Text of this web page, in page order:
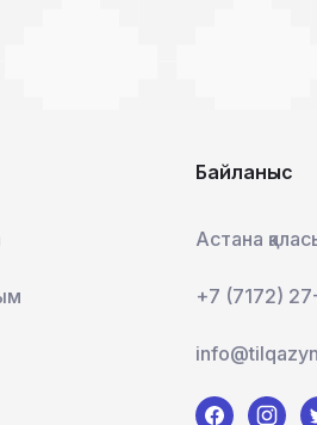
Байланыс
Астана
+7 (7172)